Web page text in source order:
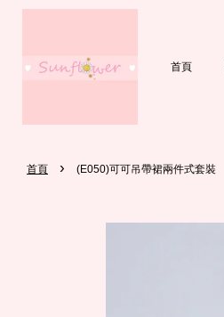
首頁
首頁 › (E050)可可吊帶裙兩件式套裝